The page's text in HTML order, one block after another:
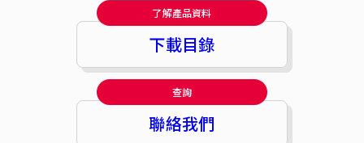
了解產品資料
下載目錄
查詢
聯絡我們